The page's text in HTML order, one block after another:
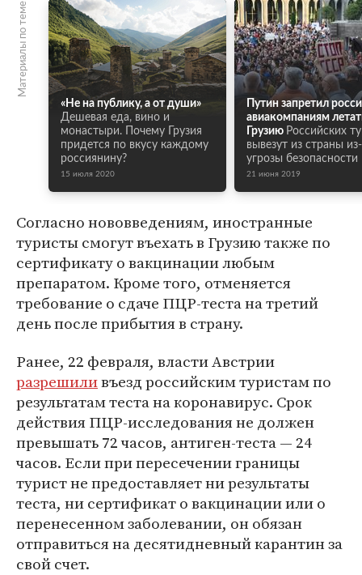
Материалы по теме
«Не на публику, а от души»
Дешевая еда, вино и
монастыри. Почему Грузия
придется по вкусу каждому
россиянину?
15 июля 2020
Путин запретил
авиакомпаниям
Грузию Российских
вывезут из страны
угрозы безопасности
21 июня 2019
Согласно нововведениям, иностранные
туристы смогут въехать в Грузию также по
сертификату о вакцинации любым
препаратом. Кроме того, отменяется
требование о сдаче ПЦР-теста на третий
день после прибытия в страну.
Ранее, 22 февраля, власти Австрии
разрешиливъезд российским туристам по
результатам теста на коронавирус. Срок
действия ПЦР-исследования не должен
превышать 72 часов, антиген-теста — 24
часов. Если при пересечении границы
турист не предоставляет ни результаты
теста, ни сертификат о вакцинации или о
перенесенном заболевании, он обязан
отправиться на десятидневный карантин за
свой счет.